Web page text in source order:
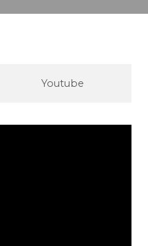
Youtube